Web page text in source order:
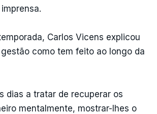
Carlos Vicens explicou
como tem feito ao longo da
dias a tratar de recuperar os
mentalmente, mostrar-lhes o